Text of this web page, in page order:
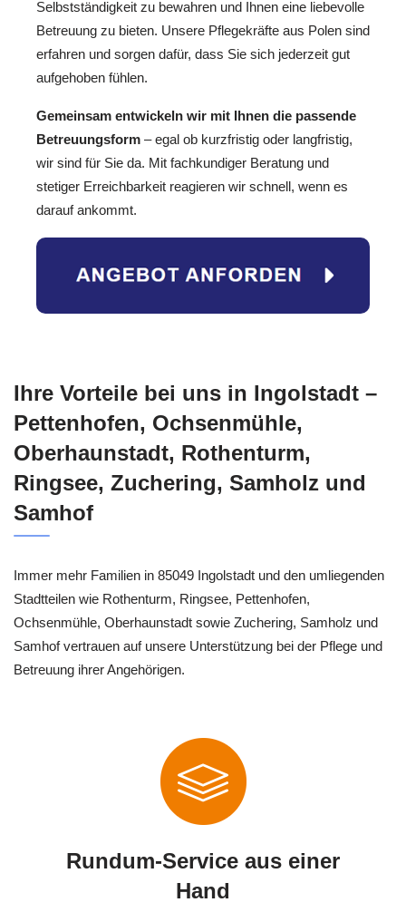
Selbstständigkeit zu bewahren und Ihnen eine liebevolle
Betreuung zu bieten. Unsere Pflegekräfte aus Polen sind
erfahren und sorgen dafür, dass Sie sich jederzeit gut
aufgehoben fühlen.
Gemeinsam entwickeln wir mit Ihnen die passende
Betreuungsform – egal ob kurzfristig oder langfristig,
wir sind für Sie da. Mit fachkundiger Beratung und
stetiger Erreichbarkeit reagieren wir schnell, wenn es
darauf ankommt.
Ihre Vorteile bei uns in Ingolstadt –
Pettenhofen, Ochsenmühle,
Oberhaunstadt, Rothenturm,
Ringsee, Zuchering, Samholz und
Samhof
Immer mehr Familien in 85049 Ingolstadt und den umliegenden
Stadtteilen wie Rothenturm, Ringsee, Pettenhofen,
Ochsenmühle, Oberhaunstadt sowie Zuchering, Samholz und
Samhof vertrauen auf unsere Unterstützung bei der Pflege und
Betreuung ihrer Angehörigen.
Rundum-Service aus einer
Hand